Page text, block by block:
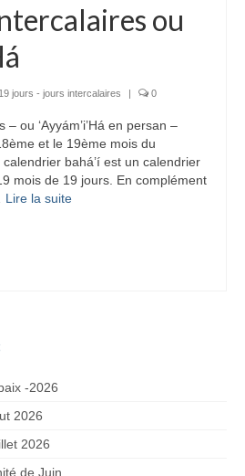
ou
jours - jours intercalaires | 0
ou ‘Ayyám’i’Há en persan –
et le 19ème mois du
bahá’í est un calendrier
mois de 19 jours. En complément
Lire la suite­­
-2026
2026
2026
de Juin